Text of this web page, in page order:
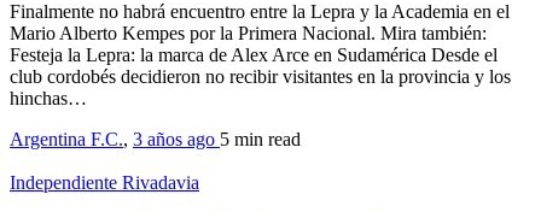
Finalmente no habrá encuentro entre la Lepra y la Academia en el
Mario Alberto Kempes por la Primera Nacional. Mira también:
Festeja la Lepra: la marca de Alex Arce en Sudamérica Desde el
club cordobés decidieron no recibir visitantes en la provincia y los
hinchas…
Argentina F.C., 3 años ago 5 min read
Independiente Rivadavia